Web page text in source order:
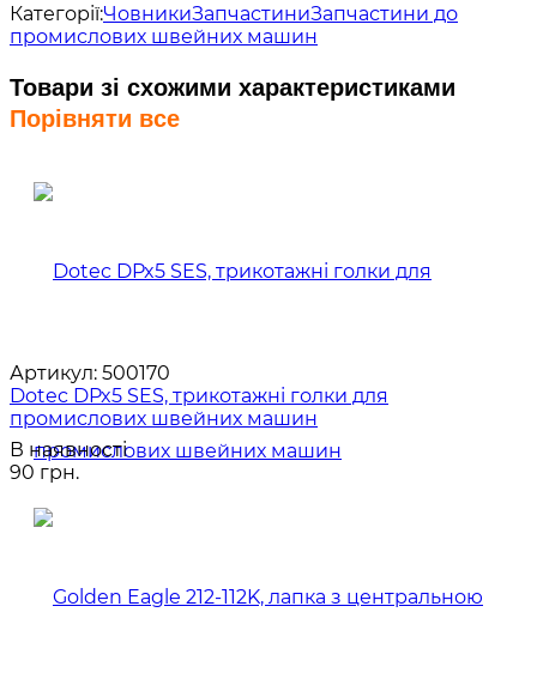
Категорії:ЧовникиЗапчастиниЗапчастини до
промислових швейних машин
Товари зі схожими характеристиками
Порівняти все
Артикул: 500170
Dotec DPx5 SES, трикотажні голки для
промислових швейних машин
В наявності
90 грн.